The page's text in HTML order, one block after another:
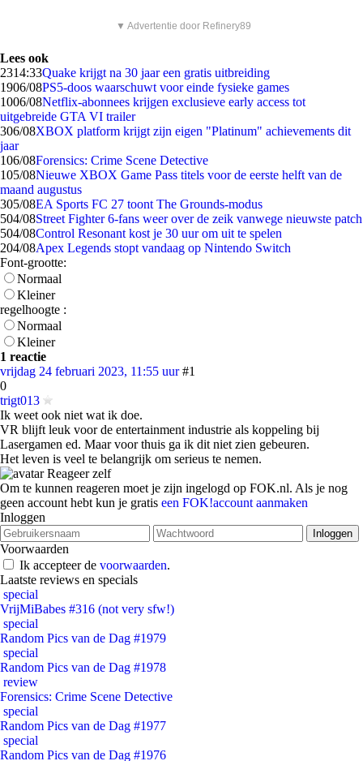
▼ Advertentie door Refinery89
Lees ook
2314:33Quake krijgt na 30 jaar een gratis uitbreiding
1906/08PS5-doos waarschuwt voor einde fysieke games
1006/08Netflix-abonnees krijgen exclusieve early access tot
uitgebreide GTA VI trailer
306/08XBOX platform krijgt zijn eigen "Platinum" achievements dit
jaar
106/08Forensics: Crime Scene Detective
105/08Nieuwe XBOX Game Pass titels voor de eerste helft van de
maand augustus
305/08EA Sports FC 27 toont The Grounds-modus
504/08Street Fighter 6-fans weer over de zeik vanwege nieuwste patch
504/08Control Resonant kost je 30 uur om uit te spelen
204/08Apex Legends stopt vandaag op Nintendo Switch
Font-grootte:
Normaal
Kleiner
regelhoogte :
Normaal
Kleiner
1 reactie
vrijdag 24 februari 2023, 11:55 uur #1
0
trigt013
Ik weet ook niet wat ik doe.
VR blijft leuk voor de entertainment industrie als koppeling bij
Lasergamen ed. Maar voor thuis ga ik dit niet zien gebeuren.
Het leven is veel te belangrijk om serieus te nemen.
Reageer zelf
Om te kunnen reageren moet je zijn ingelogd op FOK.nl. Als je nog
geen account hebt kun je gratis een FOK!account aanmaken
Inloggen
Voorwaarden
Ik accepteer de voorwaarden.
Laatste reviews en specials
special
VrijMiBabes #316 (not very sfw!)
special
Random Pics van de Dag #1979
special
Random Pics van de Dag #1978
review
Forensics: Crime Scene Detective
special
Random Pics van de Dag #1977
special
Random Pics van de Dag #1976